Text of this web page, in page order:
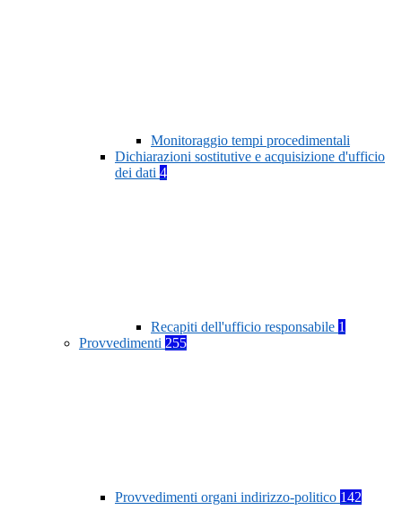
Monitoraggio tempi procedimentali
Dichiarazioni sostitutive e acquisizione d'ufficio
dei dati 4
Recapiti dell'ufficio responsabile 1
Provvedimenti 255
Provvedimenti organi indirizzo-politico 142